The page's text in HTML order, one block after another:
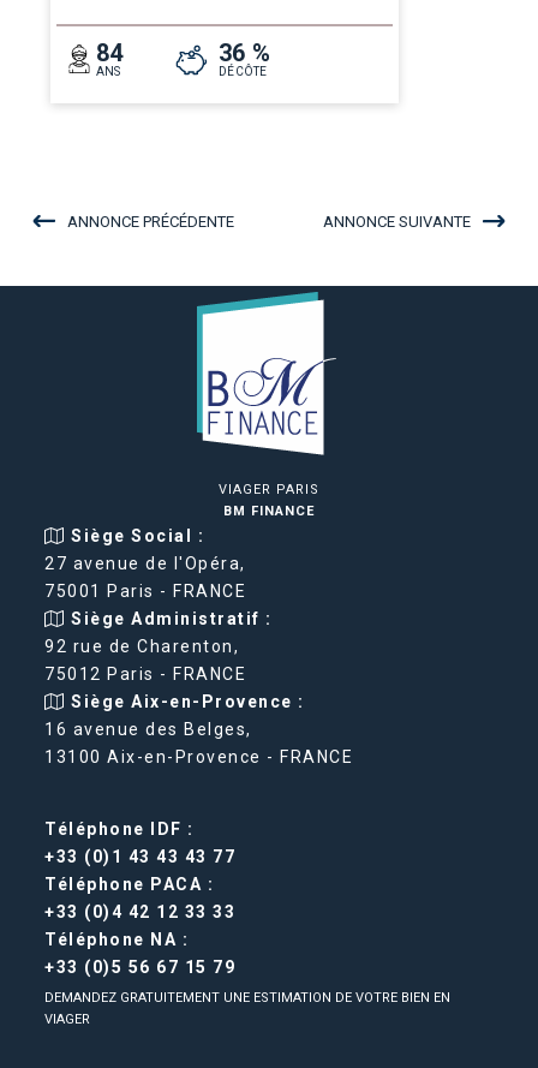
84
ANS
36 %
DÉCÔTE
ANNONCE PRÉCÉDENTE ANNONCE SUIVANTE
VIAGER PARIS
BM FINANCE
Siège Social :
27 avenue de l'Opéra,
75001 Paris - FRANCE
Siège Administratif :
92 rue de Charenton,
75012 Paris - FRANCE
Siège Aix-en-Provence :
16 avenue des Belges,
13100 Aix-en-Provence - FRANCE
Téléphone IDF :
+33 (0)1 43 43 43 77
Téléphone PACA :
+33 (0)4 42 12 33 33
Téléphone NA :
+33 (0)5 56 67 15 79
DEMANDEZ GRATUITEMENT UNE ESTIMATION DE VOTRE BIEN EN
VIAGER